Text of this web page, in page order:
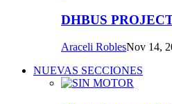
DHBUS
Araceli RoblesNov 14,
NUEVAS SECCIONES